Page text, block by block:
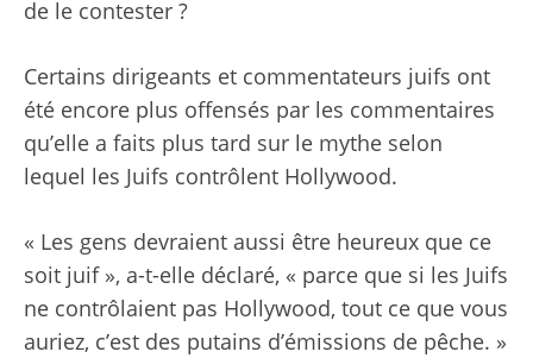
de le contester ?
Certains dirigeants et commentateurs juifs ont
été encore plus offensés par les commentaires
qu’elle a faits plus tard sur le mythe selon
lequel les Juifs contrôlent Hollywood.
« Les gens devraient aussi être heureux que ce
soit juif », a-t-elle déclaré, « parce que si les Juifs
ne contrôlaient pas Hollywood, tout ce que vous
auriez, c’est des putains d’émissions de pêche. »